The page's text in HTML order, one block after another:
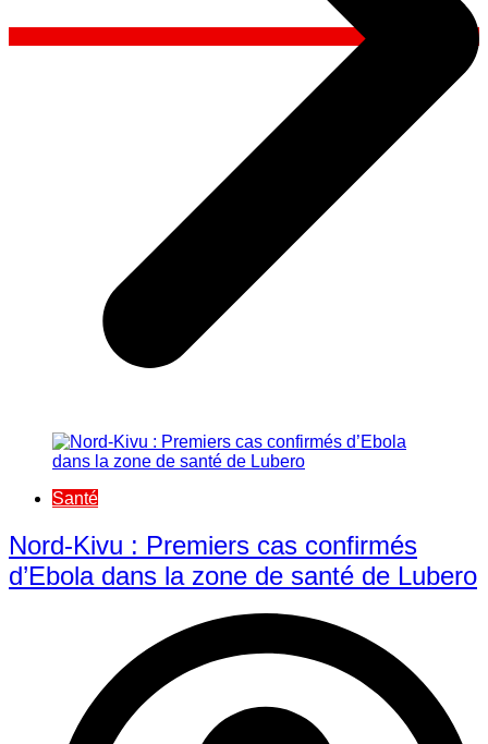
Santé
Nord-Kivu : Premiers cas confirmés
d’Ebola dans la zone de santé de Lubero